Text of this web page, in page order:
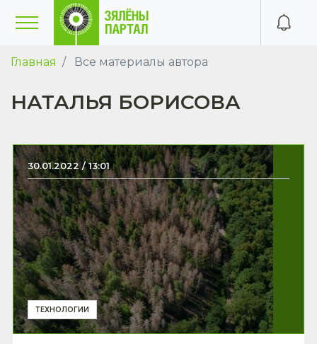
Главная Все материалы автора
НАТАЛЬЯ БОРИСОВА
30.01.2022 / 13:01
ТЕХНОЛОГИИ